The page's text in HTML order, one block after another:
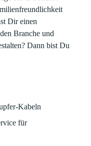
Dir einen
Branche und
Dann bist Du
Kabeln
für